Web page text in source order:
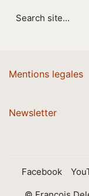
for:
Mentions legales
Newsletter
Facebook